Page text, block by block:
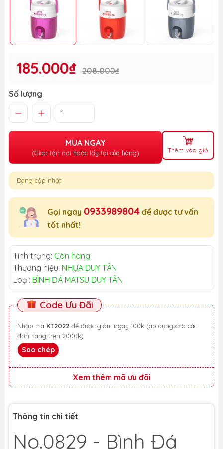
185.000₫ 208.000₫
Số lượng
MUA NGAY
(Giao tận nơi hoặc lấy tại cửa hàng) Thêm vào giỏ
Đang cập nhật
Gọi ngay 0933989804 để được tư vấn
tốt nhất!
Tình trạng: Còn hàng
Thương hiệu: NHỰA DUY TÂN
Loại: BÌNH ĐÁ MATSU DUY TÂN
Code Ưu Đãi
Nhập mã KT2022
đơn hàng trên 2000k)
Sao chép
Xem thêm mã ưu đãi
Thông tin chi tiết
No.0829 - Bình Đá